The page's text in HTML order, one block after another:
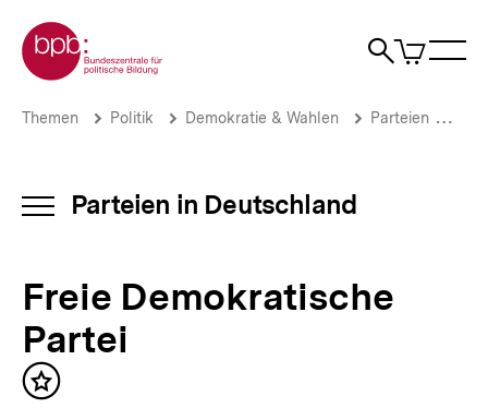
zum
Seiteninhalt
springen
Zur Startseite der bpb
Suche
Artikel
im
Freie
Parteien
bpb.de
Brotkrümelnavigation
Pfadnavigation
Themen Politik Demokratie & Wahlen Parteien
INHALTSNAVIGATION
Parteien in Deutschland
Freie Demokratische
Partei
Inhalt